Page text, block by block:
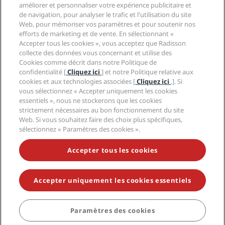
RÉSERVER
Hôtels adaptés aux Familles
Santé et sécurité
Carrières PPHE
Carrières EHL
The Club by RHG
Opportunités de développement
Entreprise responsable
Approvisionnement
Mentions légales
Conditions générales Radisson Rewards
Contrat d’utilisation du site
Accessibilité numérique
Déclaration sur l’esclavage moderne
Aide
Avis aux consommateurs
Contact
FAQ
Plan du site
Médias sociaux
Marques Radisson Hotels
NE MANQUEZ AUCUNE DE NOS OFFRES LES PLUS
POPULAIRES
© 2026 Radisson Hotel Group.Tous droits réservés. RHG Radisson
Hotel Group, Radisson, Radisson RED, Radisson Blu, Radisson Collection,
Radisson Individuals, Park Plaza, Park Inn, Country Inn & Suites, Prize by
Radisson, Radisson Rewards, et Radisson Meetings sont des marques
déposées de Radisson Hotel Group.
améliorer et personnaliser votre expérience publicitaire et
de navigation, pour analyser le trafic et l'utilisation du site
Web, pour mémoriser vos paramètres et pour soutenir nos
efforts de marketing et de vente. En sélectionnant «
Accepter tous les cookies », vous acceptez que Radisson
collecte des données vous concernant et utilise des
Cookies comme décrit dans notre Politique de
confidentialité [Cliquez ici] et notre Politique relative aux
cookies et aux technologies associées [Cliquez ici .]. Si
vous sélectionnez « Accepter uniquement les cookies
essentiels », nous ne stockerons que les cookies
strictement nécessaires au bon fonctionnement du site
Web. Si vous souhaitez faire des choix plus spécifiques,
sélectionnez « Paramètres des cookies ».
Accepter tous les cookies
Accepter uniquement les cookies essentiels
Paramètres des cookies